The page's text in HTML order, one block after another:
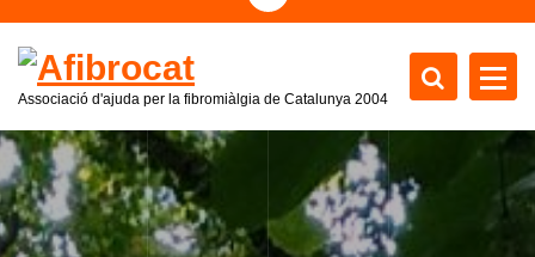
n
Associació d'ajuda per la fibromiàlgia de Catalunya 2004